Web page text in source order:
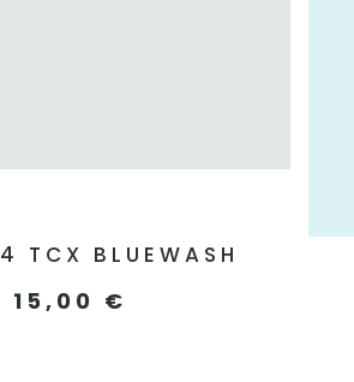
TCX BLUEWASH
15,00 €